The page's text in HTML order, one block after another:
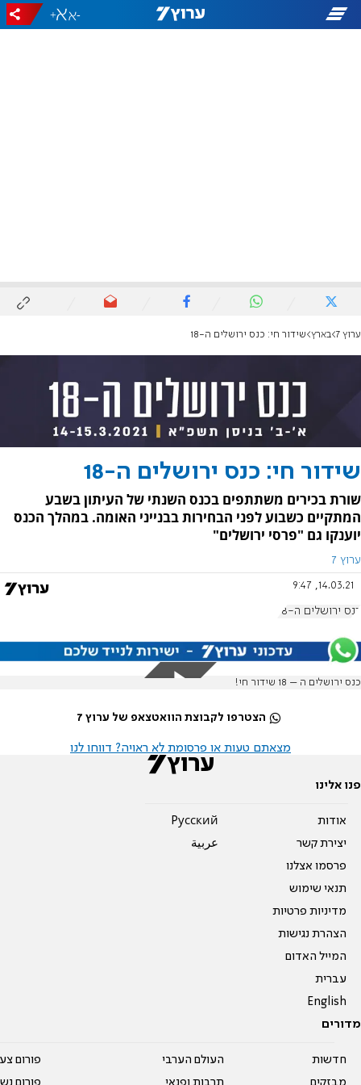
-
+
ערוץ 7 בארץ שידור חי: כנס ירושלים ה-18
שידור חי: כנס ירושלים ה-18
שורת בכירים משתתפים בכנס השנתי של העיתון בשבע
המתקיים כשבוע לפני הבחירות בבנייני האומה. במהלך הכנס
יוענקו גם "פרסי ירושלים"
ערוץ 7
14.03.21, 9:47
כנס ירושלים ה-18
כנס ירושלים ה – 18 שידור חי!
הצטרפו לקבוצת הוואטצאפ של ערוץ 7
מצאתם טעות או פרסומת לא ראויה? דווחו לנו
פנו אלינו
אודות
יצירת קשר
פרסמו אצלנו
תנאי שימוש
מדיניות פרטיות
הצהרת נגישות
המייל האדום
עברית
English
Pусский
عربية
מדורים
חדשות
העולם הערבי
פורום